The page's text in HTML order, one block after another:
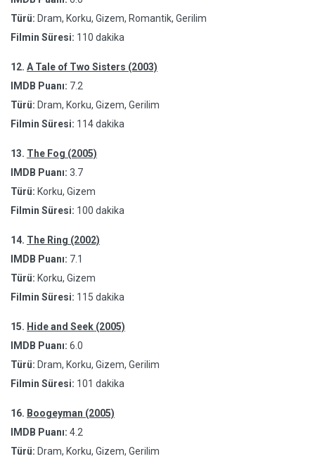
Türü: Dram, Korku, Gizem, Romantik, Gerilim
Filmin Süresi: 110 dakika
12. A Tale of Two Sisters (2003)
IMDB Puanı: 7.2
Türü: Dram, Korku, Gizem, Gerilim
Filmin Süresi: 114 dakika
13. The Fog (2005)
IMDB Puanı: 3.7
Türü: Korku, Gizem
Filmin Süresi: 100 dakika
14. The Ring (2002)
IMDB Puanı: 7.1
Türü: Korku, Gizem
Filmin Süresi: 115 dakika
15. Hide and Seek (2005)
IMDB Puanı: 6.0
Türü: Dram, Korku, Gizem, Gerilim
Filmin Süresi: 101 dakika
16. Boogeyman (2005)
IMDB Puanı: 4.2
Türü: Dram, Korku, Gizem, Gerilim